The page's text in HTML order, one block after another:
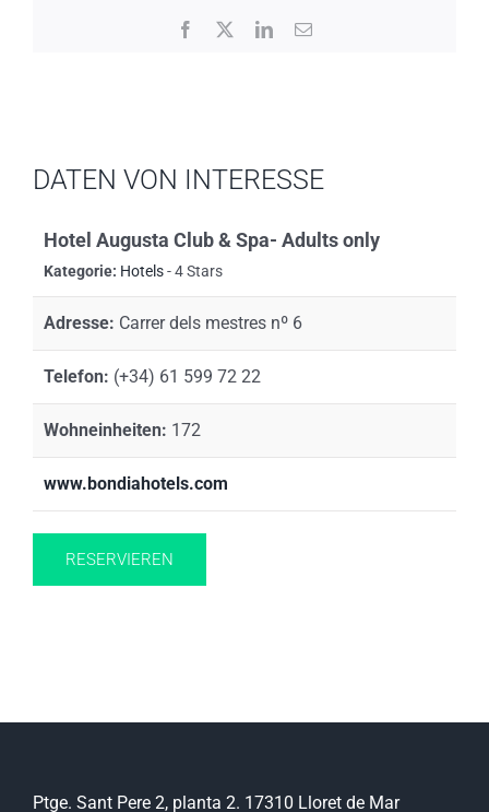
Facebook LinkedInEmail
DATEN VON INTERESSE
Hotel Augusta Club & Spa- Adults only
Kategorie: Hotels- 4 Stars
Adresse: Carrer dels mestres nº 6
Telefon: (+34) 61 599 72 22
Wohneinheiten: 172
www.bondiahotels.com
RESERVIEREN
Ptge. Sant Pere 2, planta 2. 17310 Lloret de Mar